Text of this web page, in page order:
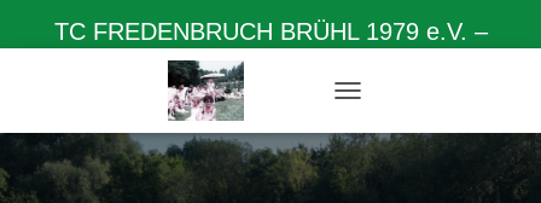
TC FREDENBRUCH BRÜHL 1979 e.V. –
Herzlich willkommen auf unserer Homepage
A
V
I